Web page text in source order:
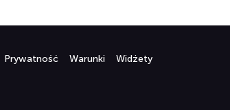
Prywatność Warunki Widżety